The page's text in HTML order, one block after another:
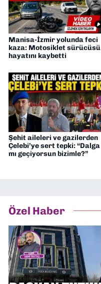
Manisa-İzmir yolunda feci
kaza: Motosiklet sürücüsü
hayatını kaybetti
Şehit aileleri ve gazilerden
Çelebi’ye sert tepki: “Dalga
mı geçiyorsun bizimle?”
Özel Haber